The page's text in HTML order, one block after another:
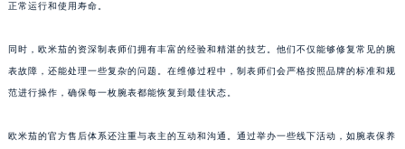
正常运行和使用寿命。
同时，欧米茄的资深制表师们拥有丰富的经验和精湛的技艺。他们不仅能够修复常见的腕
表故障，还能处理一些复杂的问题。在维修过程中，制表师们会严格按照品牌的标准和规
范进行操作，确保每一枚腕表都能恢复到最佳状态。
欧米茄的官方售后体系还注重与表主的互动和沟通。通过举办一些线下活动，如腕表保养